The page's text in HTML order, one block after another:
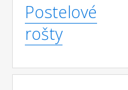
Postelové
rošty